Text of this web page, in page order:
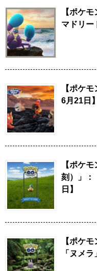
【ポケ
マドリー
【ポケ
6月21日】
【ポケ
刻）」：
日】
【ポケ
「ヌメ